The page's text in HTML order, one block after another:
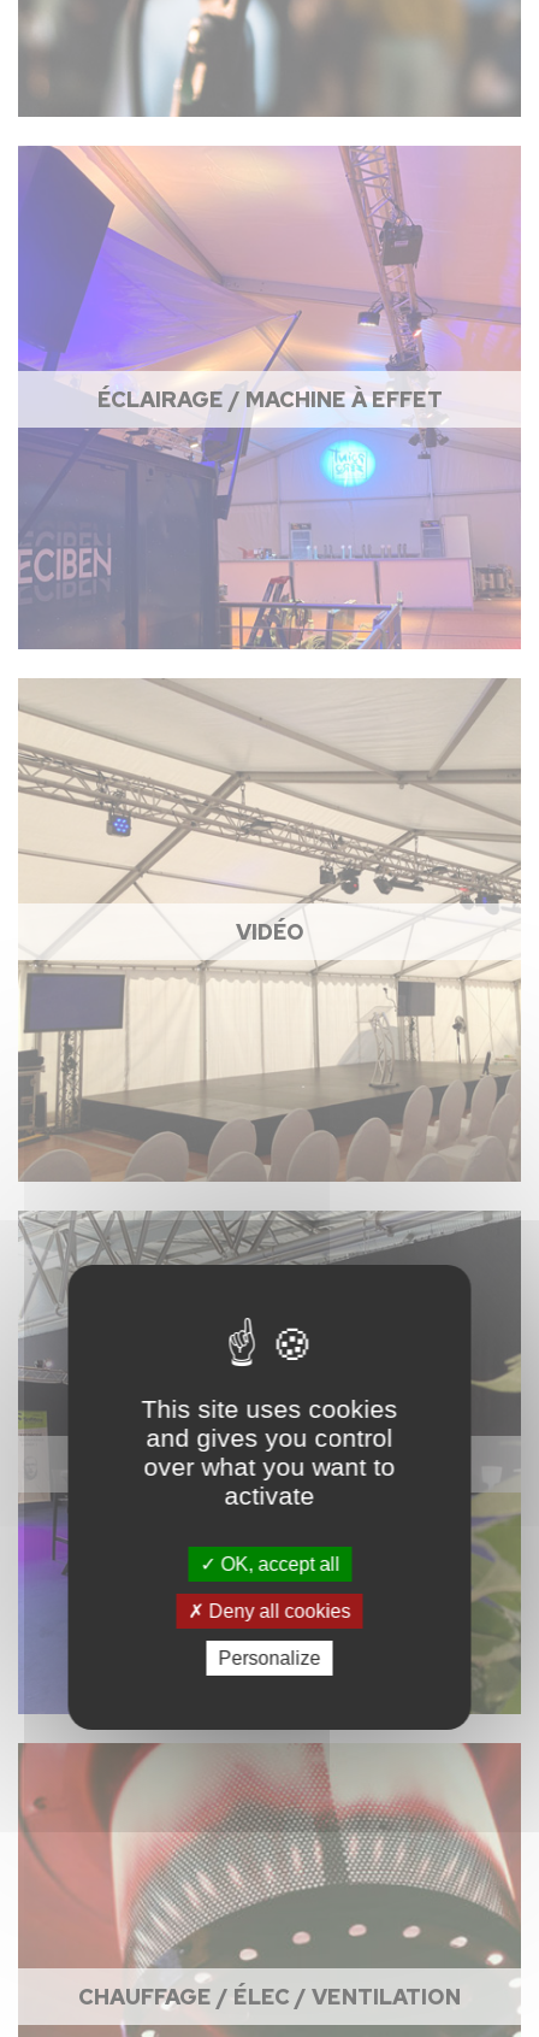
ÉCLAIRAGE / MACHINE À EFFET
VIDÉO
STAND ET ACCESSOIRES
CHAUFFAGE / ÉLEC / VENTILATION
This site uses cookies
and gives you control
over what you want to
activate
OK, accept all
Deny all cookies
Personalize